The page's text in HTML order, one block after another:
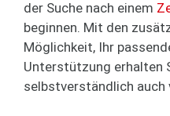
der Suche nach einem
beginnen. Mit den
Möglichkeit, Ihr
Unterstützung erhalten
selbstverständlich auch